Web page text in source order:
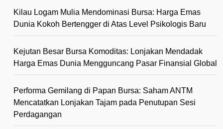
Kilau Logam Mulia Mendominasi Bursa: Harga Emas
Dunia Kokoh Bertengger di Atas Level Psikologis Baru
Kejutan Besar Bursa Komoditas: Lonjakan Mendadak
Harga Emas Dunia Mengguncang Pasar Finansial Global
Performa Gemilang di Papan Bursa: Saham ANTM
Mencatatkan Lonjakan Tajam pada Penutupan Sesi
Perdagangan